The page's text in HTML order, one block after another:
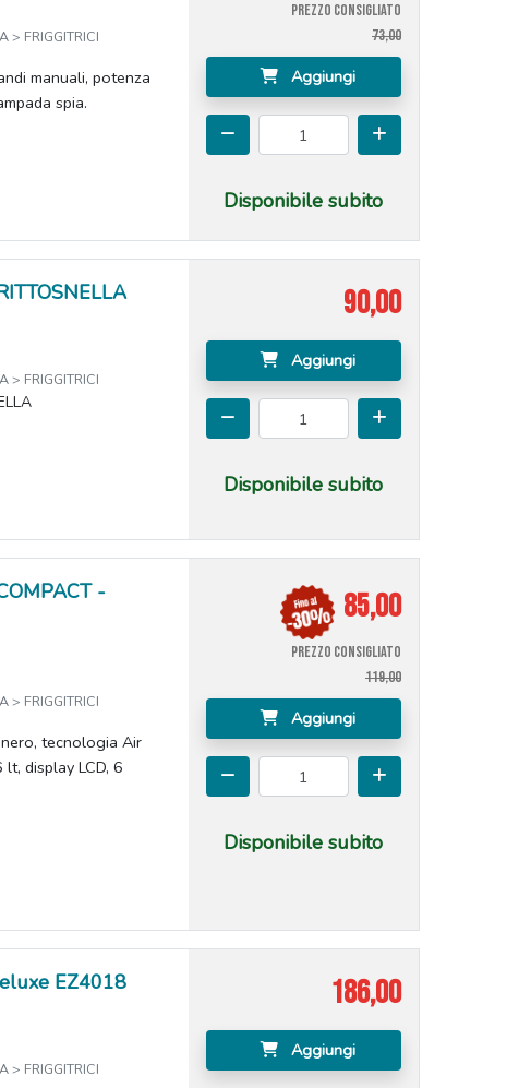
> FRIGGITRICI
manuali, potenza
spia.
PREZZO CONSIGLIATO
73,00
Aggiungi
Disponibile subito
> FRIGGITRICI
90,00
Aggiungi
Disponibile subito
-
> FRIGGITRICI
tecnologia Air
display LCD, 6
85,00
PREZZO CONSIGLIATO
119,00
Aggiungi
Disponibile subito
EZ4018
> FRIGGITRICI
186,00
Aggiungi